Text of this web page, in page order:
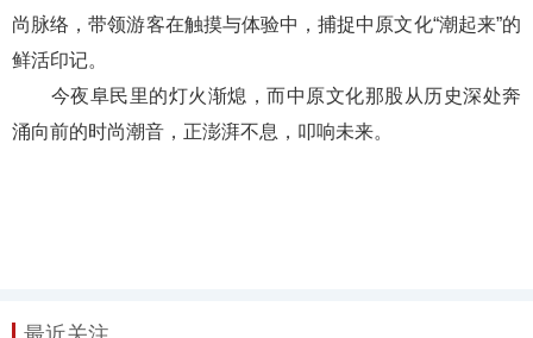
尚脉络，带领游客在触摸与体验中，捕捉中原文化“潮起来”的
鲜活印记。
今夜阜民里的灯火渐熄，而中原文化那股从历史深处奔
涌向前的时尚潮音，正澎湃不息，叩响未来。